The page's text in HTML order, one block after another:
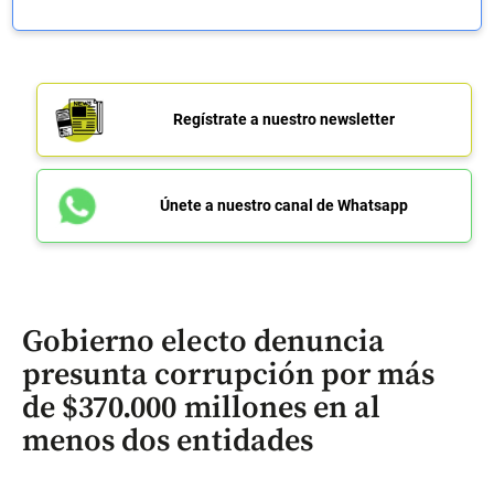
Regístrate a nuestro newsletter
Únete a nuestro canal de Whatsapp
Gobierno electo denuncia
presunta corrupción por más
de $370.000 millones en al
menos dos entidades